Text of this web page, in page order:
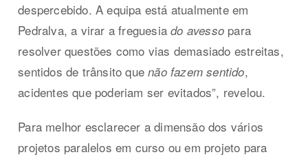
despercebido. A equipa está atualmente em
Pedralva, a virar a freguesiado avesso para
resolver questões como vias demasiado estreitas,
sentidos de trânsito quenão fazem sentido,
acidentes que poderiam ser evitados”, revelou.
Para melhor esclarecer a dimensão dos vários
projetos paralelos em curso ou em projeto para